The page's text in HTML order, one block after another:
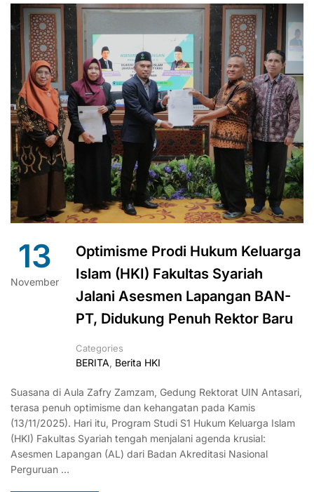
13
November
Optimisme Prodi Hukum Keluarga
Islam (HKI) Fakultas Syariah
Jalani Asesmen Lapangan BAN-
PT, Didukung Penuh Rektor Baru
Categories
BERITA, Berita HKI
Suasana di Aula Zafry Zamzam, Gedung Rektorat UIN Antasari,
terasa penuh optimisme dan kehangatan pada Kamis
(13/11/2025). Hari itu, Program Studi S1 Hukum Keluarga Islam
(HKI) Fakultas Syariah tengah menjalani agenda krusial:
Asesmen Lapangan (AL) dari Badan Akreditasi Nasional
Perguruan …